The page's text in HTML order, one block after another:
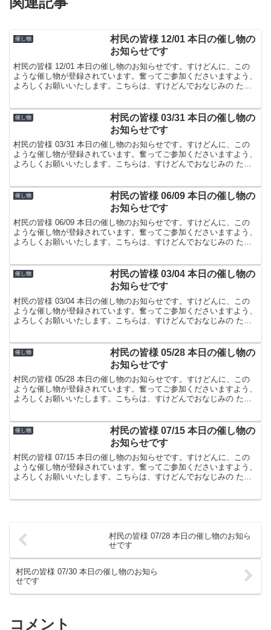
催し物
村民の皆様 12/01 本日の催し物の
お知らせです
村民の皆様 12/01 本日の催し物のお知らせです。すけどんに、この
ような催し物が登録されています。奮ってご参加くださいますよう、
よろしくお願いいたします。こちらは、すけどんでおなじみの たま
催し物
村民の皆様 03/31 本日の催し物の
お知らせです
村民の皆様 03/31 本日の催し物のお知らせです。すけどんに、この
ような催し物が登録されています。奮ってご参加くださいますよう、
よろしくお願いいたします。こちらは、すけどんでおなじみの たま
催し物
村民の皆様 06/09 本日の催し物の
お知らせです
村民の皆様 06/09 本日の催し物のお知らせです。すけどんに、この
ような催し物が登録されています。奮ってご参加くださいますよう、
よろしくお願いいたします。こちらは、すけどんでおなじみの たま
催し物
村民の皆様 03/04 本日の催し物の
お知らせです
村民の皆様 03/04 本日の催し物のお知らせです。すけどんに、この
ような催し物が登録されています。奮ってご参加くださいますよう、
よろしくお願いいたします。こちらは、すけどんでおなじみの たま
催し物
村民の皆様 05/28 本日の催し物の
お知らせです
村民の皆様 05/28 本日の催し物のお知らせです。すけどんに、この
ような催し物が登録されています。奮ってご参加くださいますよう、
よろしくお願いいたします。こちらは、すけどんでおなじみの たま
催し物
村民の皆様 07/15 本日の催し物の
お知らせです
村民の皆様 07/15 本日の催し物のお知らせです。すけどんに、この
ような催し物が登録されています。奮ってご参加くださいますよう、
よろしくお願いいたします。こちらは、すけどんでおなじみの たま
村民の皆様 07/28 本日の催し物のお知ら
せです
村民の皆様 07/30 本日の催し物のお知ら
せです
コメント